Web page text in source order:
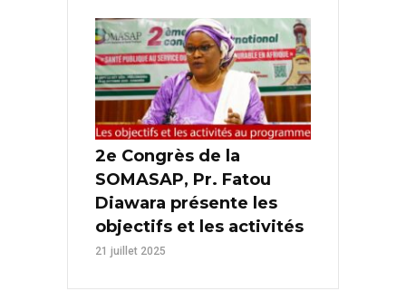
2e Congrès de la
SOMASAP, Pr. Fatou
Diawara présente les
objectifs et les activités
21 juillet 2025